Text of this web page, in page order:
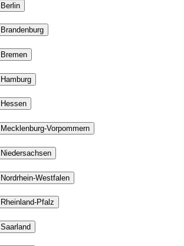
Berlin
Brandenburg
Bremen
Hamburg
Hessen
Mecklenburg-Vorpommern
Niedersachsen
Nordrhein-Westfalen
Rheinland-Pfalz
Saarland